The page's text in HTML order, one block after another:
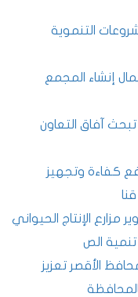
التنموية
إنشاء المجمع
آفاق التعاون
كفاءة وتجهيز
الإنتاج الحيواني
الص
الأقصر تعزيز